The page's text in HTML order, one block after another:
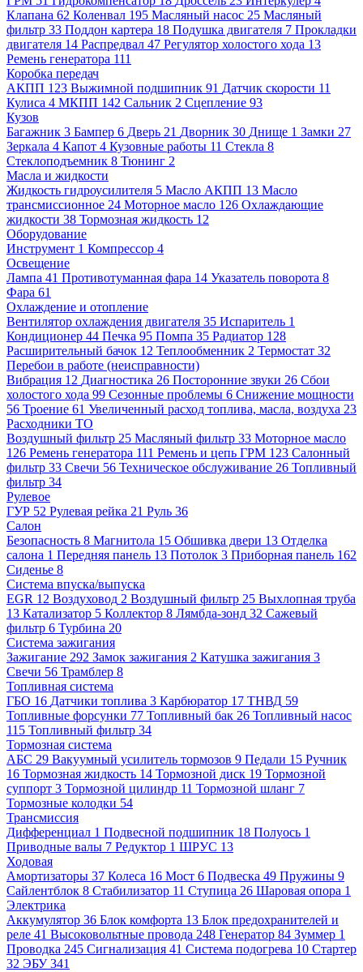
Клапана 62 Коленвал 195 Масляный насос 25 Масляный
фильтр 33 Поддон картера 18 Подушка двигателя 7 Прокладки
двигателя 14 Распредвал 47 Регулятор холостого хода 13
Ремень генератора 111
Коробка передач
АКПП 123 Выжимной подшипник 91 Датчик скорости 11
Кулиса 4 МКПП 142 Сальник 2 Сцепление 93
Кузов
Багажник 3 Бампер 6 Дверь 21 Дворник 30 Днище 1 Замки 27
Зеркала 4 Капот 4 Кузовные работы 11 Стекла 8
Стеклоподъемник 8 Тюнинг 2
Масла и жидкости
Жидкость гидроусилителя 5 Масло АКПП 13 Масло
трансмиссионное 24 Моторное масло 126 Охлаждающие
жидкости 38 Тормозная жидкость 12
Оборудование
Инструмент 1 Компрессор 4
Освещение
Лампа 41 Противотуманная фара 14 Указатель поворота 8
Фара 61
Охлаждение и отопление
Вентилятор охлаждения двигателя 35 Испаритель 1
Кондиционер 44 Печка 95 Помпа 35 Радиатор 128
Расширительный бачок 12 Теплообменник 2 Термостат 32
Перебои в работе (неисправности)
Вибрация 12 Диагностика 26 Посторонние звуки 26 Сбои
холостого хода 99 Сезонные проблемы 6 Снижение мощности
56 Троение 61 Увеличенный расход топлива, масла, воздуха 23
Расходники ТО
Воздушный фильтр 25 Масляный фильтр 33 Моторное масло
126 Ремень генератора 111 Ремень и цепь ГРМ 123 Салонный
фильтр 33 Свечи 56 Техническое обслуживание 26 Топливный
фильтр 34
Рулевое
ГУР 52 Рулевая рейка 21 Руль 36
Салон
Безопасность 8 Магнитола 15 Обшивка двери 13 Отделка
салона 1 Передняя панель 13 Потолок 3 Приборная панель 162
Сиденье 8
Система впуска/выпуска
EGR 12 Воздуховод 2 Воздушный фильтр 25 Выхлопная труба
13 Катализатор 5 Коллектор 8 Лямбда-зонд 32 Сажевый
фильтр 6 Турбина 20
Система зажигания
Зажигание 292 Замок зажигания 2 Катушка зажигания 3
Свечи 56 Трамблер 8
Топливная система
ГБО 16 Датчики топлива 3 Карбюратор 17 ТНВД 59
Топливные форсунки 77 Топливный бак 26 Топливный насос
115 Топливный фильтр 34
Тормозная система
АБС 29 Вакуумный усилитель тормозов 9 Педали 15 Ручник
16 Тормозная жидкость 14 Тормозной диск 19 Тормозной
суппорт 3 Тормозной цилиндр 11 Тормозной шланг 7
Тормозные колодки 54
Трансмиссия
Дифференциал 1 Подвесной подшипник 18 Полуось 1
Приводные валы 7 Редуктор 1 ШРУС 13
Ходовая
Амортизаторы 37 Колеса 16 Мост 6 Подвеска 49 Пружины 9
Сайлентблок 8 Стабилизатор 11 Ступица 26 Шаровая опора 1
Электрика
Аккумулятор 36 Блок комфорта 13 Блок предохранителей и
реле 41 Высоковольтные провода 248 Генератор 84 Зуммер 1
Проводка 245 Сигнализация 41 Система подогрева 10 Стартер
32 ЭБУ 341